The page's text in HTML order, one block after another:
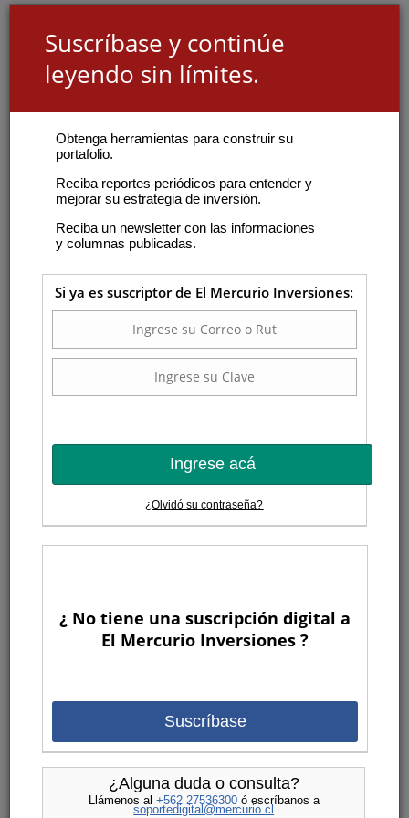
Suscríbase y continúe
leyendo sin límites.
Obtenga herramientas para construir su
portafolio.
Reciba reportes periódicos para entender y
mejorar su estrategia de inversión.
Reciba un newsletter con las informaciones
y columnas publicadas.
Si ya es suscriptor de El Mercurio Inversiones:
Ingrese acá
¿Olvidó su contraseña?
¿ No tiene una suscripción digital a
El Mercurio Inversiones ?
Suscríbase
¿Alguna duda o consulta?
Llámenos al +562 27536300ó escríbanos a
soportedigital@mercurio.cl